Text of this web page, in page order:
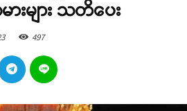
းများ သတိပေး
497